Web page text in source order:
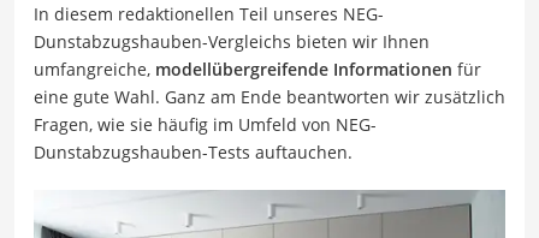
In diesem redaktionellen Teil unseres NEG-
Dunstabzugshauben-Vergleichs bieten wir Ihnen
umfangreiche, modellübergreifende Informationen für
eine gute Wahl. Ganz am Ende beantworten wir zusätzlich
Fragen, wie sie häufig im Umfeld von NEG-
Dunstabzugshauben-Tests auftauchen.